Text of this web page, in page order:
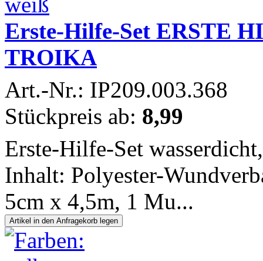
Erste-Hilfe-Set ERSTE
TROIKA
Art.-Nr.: IP209.003.368
Stückpreis ab: 8,99
Erste-Hilfe-Set
Inhalt: Polyester-
5cm x 4,5m, 1 Mu...